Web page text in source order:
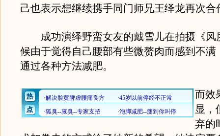
己也表示想继续携手同门师兄王绎龙再次合
成功演绎野蛮女友的戴雪儿在拍摄《风
候由于觉得自己腰部有些微赘肉而感到不满
通过各种方法减肥。
而效
显，
弃的